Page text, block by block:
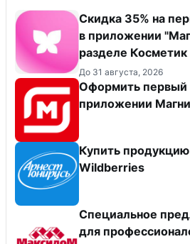
​Скидка 35% на
в приложении
разделе Косметик
До 31 августа, 2026
Оформить первый
приложении
Купить
Wildberries
Специальное
для